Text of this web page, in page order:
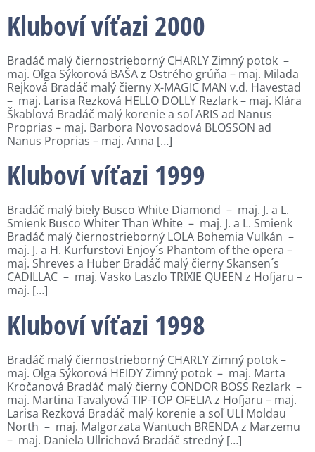
Kluboví víťazi 2000
Bradáč malý čiernostrieborný CHARLY Zimný potok –
maj. Oľga Sýkorová BAŠA z Ostrého grúňa – maj. Milada
Rejková Bradáč malý čierny X-MAGIC MAN v.d. Havestad
– maj. Larisa Rezková HELLO DOLLY Rezlark – maj. Klára
Škablová Bradáč malý korenie a soľ ARIS ad Nanus
Proprias – maj. Barbora Novosadová BLOSSON ad
Nanus Proprias – maj. Anna […]
Kluboví víťazi 1999
Bradáč malý biely Busco White Diamond – maj. J. a L.
Smienk Busco Whiter Than White – maj. J. a L. Smienk
Bradáč malý čiernostrieborný LOLA Bohemia Vulkán –
maj. J. a H. Kurfurstovi Enjoy´s Phantom of the opera –
maj. Shreves a Huber Bradáč malý čierny Skansen´s
CADILLAC – maj. Vasko Laszlo TRIXIE QUEEN z Hofjaru –
maj. […]
Kluboví víťazi 1998
Bradáč malý čiernostrieborný CHARLY Zimný potok –
maj. Olga Sýkorová HEIDY Zimný potok – maj. Marta
Kročanová Bradáč malý čierny CONDOR BOSS Rezlark –
maj. Martina Tavalyová TIP-TOP OFELIA z Hofjaru – maj.
Larisa Rezková Bradáč malý korenie a soľ ULI Moldau
North – maj. Malgorzata Wantuch BRENDA z Marzemu
– maj. Daniela Ullrichová Bradáč stredný […]